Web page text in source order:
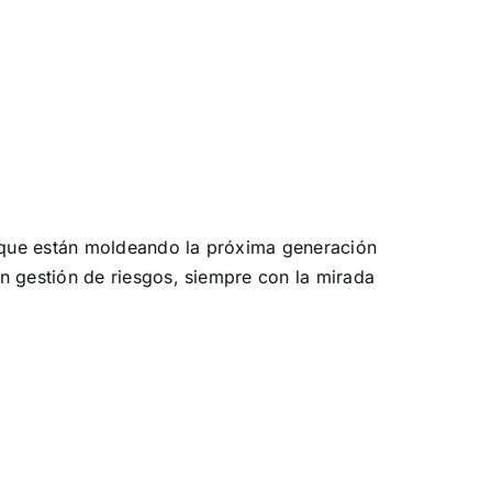
están moldeando la próxima generación
gestión de riesgos, siempre con la mirada